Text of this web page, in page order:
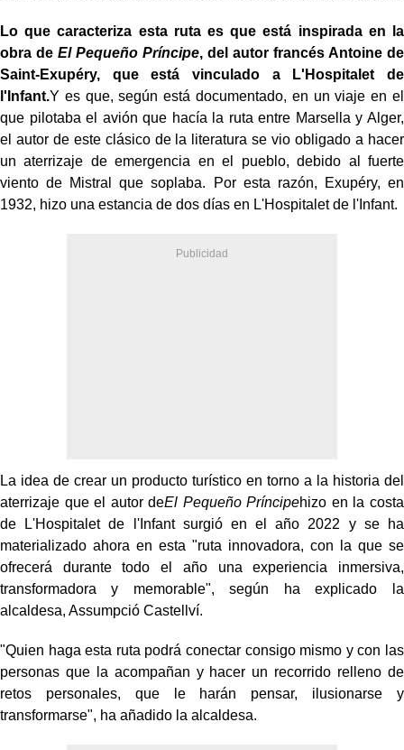
Lo que caracteriza esta ruta es que está inspirada en la
obra de El Pequeño Príncipe, del autor francés Antoine de
Saint-Exupéry, que está vinculado a L'Hospitalet de
l'Infant.Y es que, según está documentado, en un viaje en el
que pilotaba el avión que hacía la ruta entre Marsella y Alger,
el autor de este clásico de la literatura se vio obligado a hacer
un aterrizaje de emergencia en el pueblo, debido al fuerte
viento de Mistral que soplaba. Por esta razón, Exupéry, en
1932, hizo una estancia de dos días en L'Hospitalet de l'Infant.
La idea de crear un producto turístico en torno a la historia del
aterrizaje que el autor deEl Pequeño Príncipehizo en la costa
de L'Hospitalet de l'Infant surgió en el año 2022 y se ha
materializado ahora en esta "ruta innovadora, con la que se
ofrecerá durante todo el año una experiencia inmersiva,
transformadora y memorable", según ha explicado la
alcaldesa, Assumpció Castellví.
"Quien haga esta ruta podrá conectar consigo mismo y con las
personas que la acompañan y hacer un recorrido relleno de
retos personales, que le harán pensar, ilusionarse y
transformarse", ha añadido la alcaldesa.